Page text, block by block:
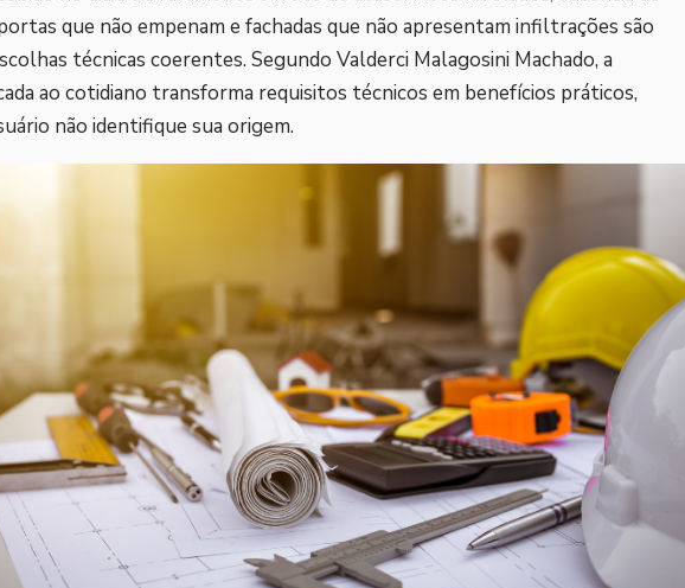
que não empenam e fachadas que não apresentam infiltrações são
técnicas coerentes. Segundo Valderci Malagosini Machado, a
ao cotidiano transforma requisitos técnicos em benefícios práticos,
não identifique sua origem.